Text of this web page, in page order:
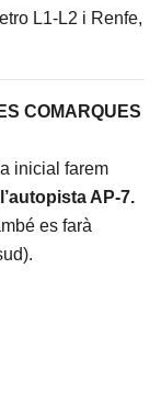
L1-L2 i Renfe,
COMARQUES
inicial farem
AP-7.
es farà